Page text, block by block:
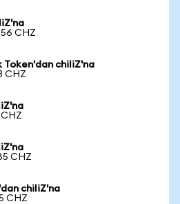
CHZ
chiliZ'na
CHZ
CHZ
CHZ
chiliZ'na
CHZ